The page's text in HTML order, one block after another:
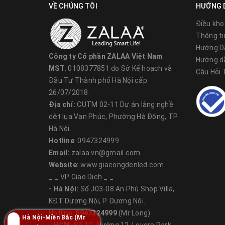
VỀ CHÚNG TÔI
Công ty Cổ phần ZALAA Việt Nam
MST: 0108377851 do Sở Kế hoạch và
Đầu Tư Thành phố Hà Nội cấp
26/07/2018.
Địa chỉ: CUTM 02-11 Dự án làng nghề
dệt lụa Vạn Phúc, Phường Hà Đông, TP
Hà Nội.
Hotline: 0947324999
Email: zalaa.vn@gmail.com
Website:www.giacongdenled.com
_ _ VP Giao Dịch _ _
- Hà Nội: Số J03-08 An Phú Shop Villa,
KĐT Dương Nội, P. Dương Nội.
Hotline: 0947324999(Mr Long)
HƯỚNG
Điều
Thông
Hướng
Hướng
Câu Hỏi
Hà Nội-Miền Bắc (Mr